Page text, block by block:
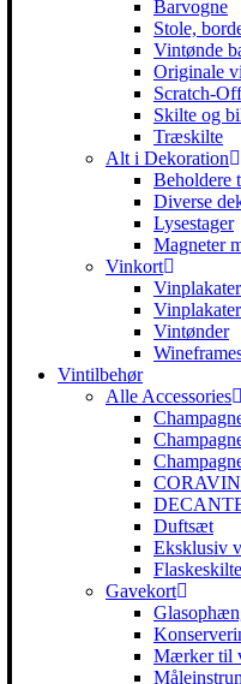
Barvogne
Stole,
Vintønde
Originale
Scratch-
Skilte og
Træskilte
Alt i Dekoration
Beholdere
Diverse
Lysestager
Magneter
Vinkort
Vinplakater
Vintønder
Vintilbehør
Alle Accessories
CORAVIN
Duftsæt
Eksklusiv
Flaskeskilte
Gavekort
Mærker til